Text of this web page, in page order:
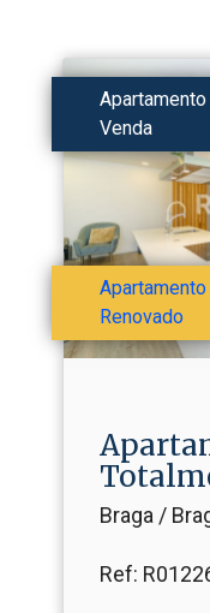
Apartamento
Venda
Renovado
Braga /
Ref: